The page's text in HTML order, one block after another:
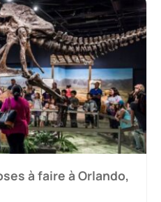
à faire à Orlando,